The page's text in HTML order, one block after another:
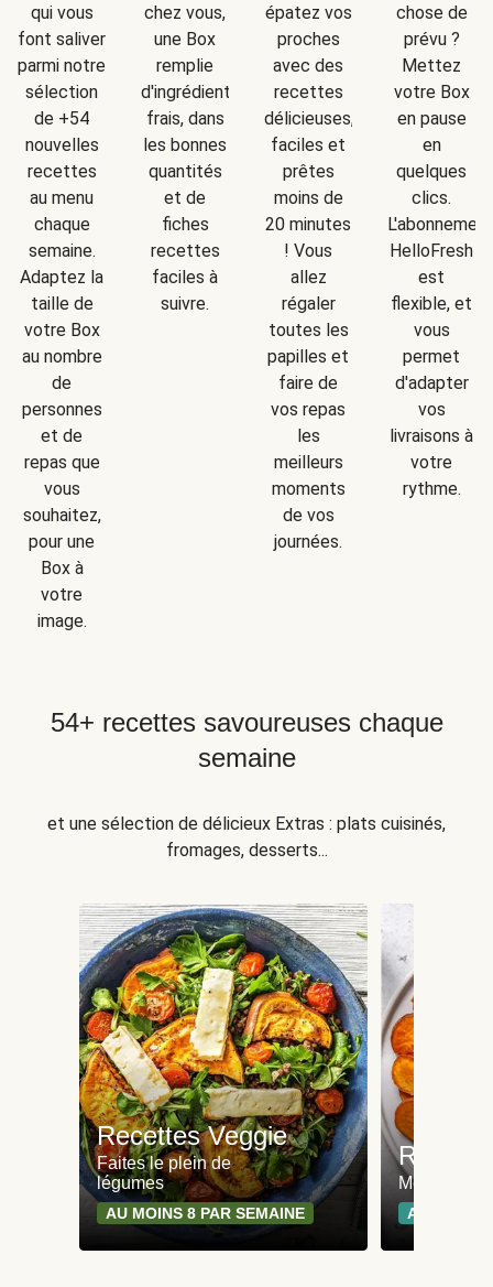
qui vous
font saliver
parmi notre
sélection
de +54
nouvelles
recettes
au menu
chaque
semaine.
Adaptez la
taille de
votre Box
au nombre
de
personnes
et de
repas que
vous
souhaitez,
pour une
Box à
votre
image.
chez vous,
une Box
remplie
d'ingrédients
frais, dans
les bonnes
quantités
et de
fiches
recettes
faciles à
suivre.
épatez vos
proches
avec des
recettes
délicieuses,
faciles et
prêtes
moins de
20 minutes
! Vous
allez
régaler
toutes les
papilles et
faire de
vos repas
les
meilleurs
moments
de vos
journées.
chose de
prévu ?
Mettez
votre Box
en pause
en
quelques
clics.
L'abonnement
HelloFresh
est
flexible, et
vous
permet
d'adapter
vos
livraisons à
votre
rythme.
54+ recettes savoureuses chaque
semaine
et une sélection de délicieux Extras : plats cuisinés,
fromages, desserts...
Recettes Veggie
Faites le plein de
légumes
AU MOINS 8 PAR SEMAINE
Moins de
AU MOINS